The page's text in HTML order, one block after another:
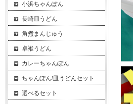
小浜ちゃんぽん
長崎皿うどん
角煮まんじゅう
卓袱うどん
カレーちゃんぽん
ちゃんぽん/皿うどんセット
選べるセット